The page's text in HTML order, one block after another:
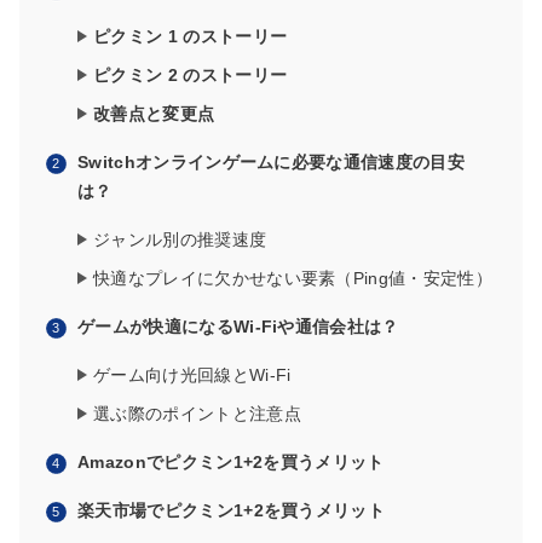
ピクミン 1 のストーリー
ピクミン 2 のストーリー
改善点と変更点
Switchオンラインゲームに必要な通信速度の目安
は？
ジャンル別の推奨速度
快適なプレイに欠かせない要素（Ping値・安定性）
ゲームが快適になるWi-Fiや通信会社は？
ゲーム向け光回線とWi-Fi
選ぶ際のポイントと注意点
Amazonでピクミン1+2を買うメリット
楽天市場でピクミン1+2を買うメリット